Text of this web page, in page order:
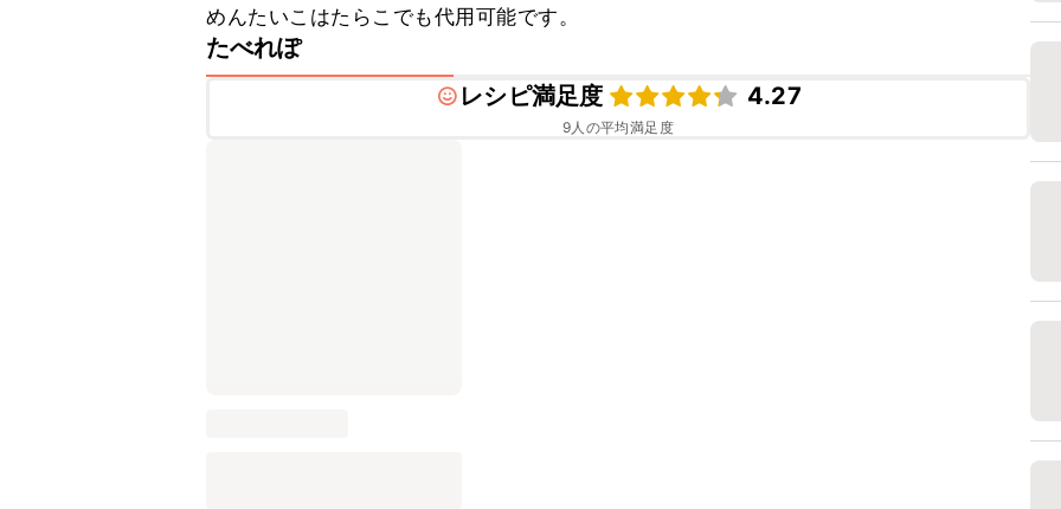
めんたいこはたらこでも代用可能です。
たべれぽ
レシピ満足度
4.27
9人の平均満足度